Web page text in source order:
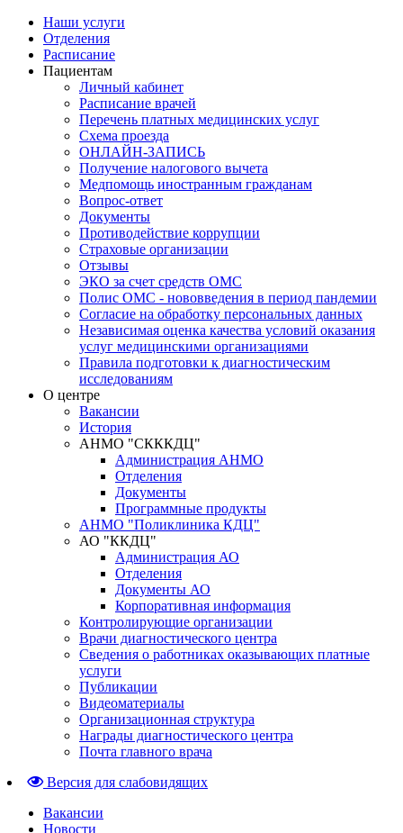
Наши услуги
Отделения
Расписание
Пациентам
Личный кабинет
Расписание врачей
Перечень платных медицинских услуг
Схема проезда
ОНЛАЙН-ЗАПИСЬ
Получение налогового вычета
Медпомощь иностранным гражданам
Вопрос-ответ
Документы
Противодействие коррупции
Страховые организации
Отзывы
ЭКО за счет средств ОМС
Полис ОМС - нововведения в период пандемии
Согласие на обработку персональных данных
Независимая оценка качества условий оказания
услуг медицинскими организациями
Правила подготовки к диагностическим
исследованиям
О центре
Вакансии
История
АНМО "СКККДЦ"
Администрация АНМО
Отделения
Документы
Программные продукты
АНМО "Поликлиника КДЦ"
АО "ККДЦ"
Администрация АО
Отделения
Документы АО
Корпоративная информация
Контролирующие организации
Врачи диагностического центра
Сведения о работниках оказывающих платные
услуги
Публикации
Видеоматериалы
Организационная структура
Награды диагностического центра
Почта главного врача
Версия для слабовидящих
Вакансии
Новости